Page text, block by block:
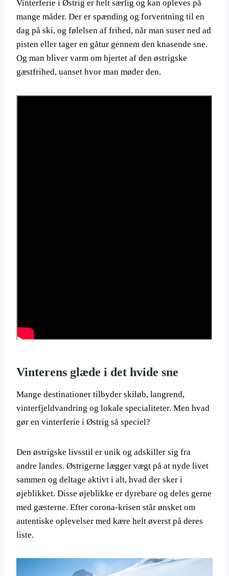
Vinterferie i Østrig er helt særlig og kan opleves på
mange måder. Der er spænding og forventning til en
dag på ski, og følelsen af frihed, når man suser ned ad
pisten eller tager en gåtur gennem den knasende sne.
Og man bliver varm om hjertet af den østrigske
gæstfrihed, uanset hvor man møder den.
Vinterens glæde i det hvide sne
Mange destinationer tilbyder skiløb, langrend,
vinterfjeldvandring og lokale specialiteter. Men hvad
gør en vinterferie i Østrig så speciel?
Den østrigske livsstil er unik og adskiller sig fra
andre landes. Østrigerne lægger vægt på at nyde livet
sammen og deltage aktivt i alt, hvad der sker i
øjeblikket. Disse øjeblikke er dyrebare og deles gerne
med gæsterne. Efter corona-krisen står ønsket om
autentiske oplevelser med kære helt øverst på deres
liste.